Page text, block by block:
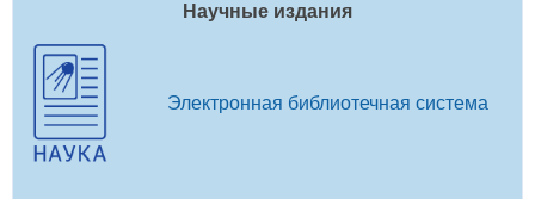
Научные издания
Электронная библиотечная система